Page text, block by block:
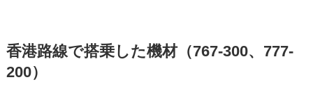
香港路線で搭乗した機材（767-300、777-
200）